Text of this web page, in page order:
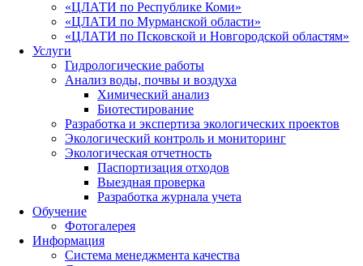
«ЦЛАТИ по Республике Коми»
«ЦЛАТИ по Мурманской области»
«ЦЛАТИ по Псковской и Новгородской областям»
Услуги
Гидрологические работы
Анализ воды, почвы и воздуха
Химический анализ
Биотестирование
Разработка и экспертиза экологических проектов
Экологический контроль и мониторинг
Экологическая отчетность
Паспортизация отходов
Выездная проверка
Разработка журнала учета
Обучение
Фотогалерея
Информация
Система менеджмента качества